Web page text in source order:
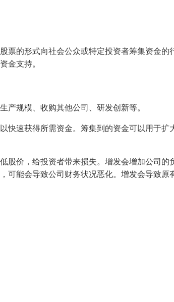
票的形式向社会公众或特定投资者筹集资金的
金支持。
产规模、收购其他公司、研发创新等。
快速获得所需资金。筹集到的资金可以用于扩
股价，给投资者带来损失。增发会增加公司的
可能会导致公司财务状况恶化。增发会导致原